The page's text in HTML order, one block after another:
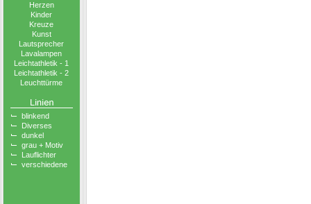
Herzen
Kinder
Kreuze
Kunst
Lautsprecher
Lavalampen
Leichtathletik - 1
Leichtathletik - 2
Leuchttürme
blinkend
Diverses
dunkel
grau + Motiv
Lauflichter
verschiedene